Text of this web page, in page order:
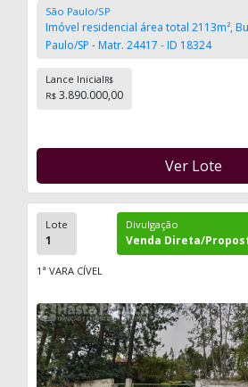
São Paulo/SP
Imóvel residencial área total 2113m²,
Paulo/SP - Matr. 24417 - ID 18324
Lance InicialR$
R$ 3.890.000,00
Ver Lote
Lote
1
Divulgação
Venda Direta/
1ª VARA CÍVEL